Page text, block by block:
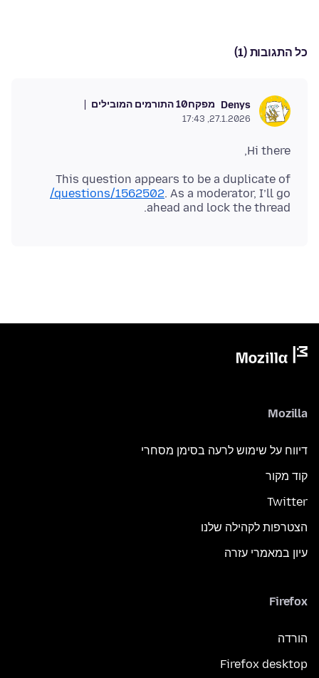
כל התגובות (1)
Denys מפקח10 התורמים המובילים
27.1.2026, 17:43
Hi there,
This question appears to be a duplicate of
/questions/1562502. As a moderator, I’ll go
ahead and lock the thread.
Mozilla
דיווח על שימוש לרעה בסימן מסחרי
קוד מקור
Twitter
הצטרפות לקהילה שלנו
עיון במאמרי עזרה
Firefox
הורדה
Firefox desktop